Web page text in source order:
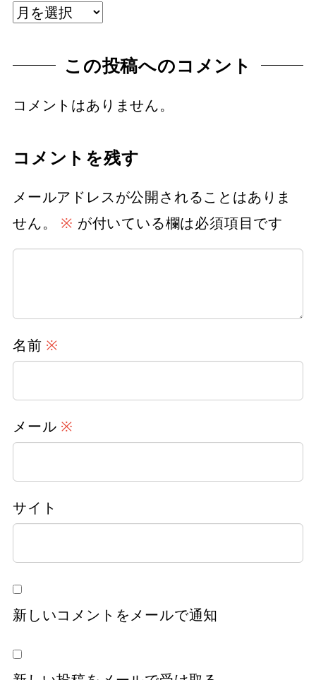
ア
カ
ブ
この投稿へのコメント
コメントはありません。
コメントを残す
メールアドレスが公開されることはありま
せん。
※ が付いている欄は必須項目です
名前 ※
メール ※
サイト
新しいコメントをメールで通知